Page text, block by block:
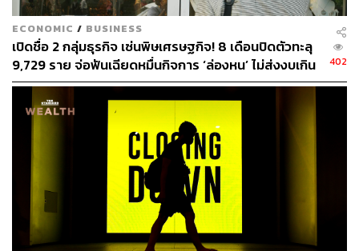
ECONOMIC / BUSINESS
เปิดชื่อ 2 กลุ่มธุรกิจ เซ่นพิษเศรษฐกิจ! 8 เดือนปิดตัวทะลุ
9,729 ราย จ่อฟันเฉียดหมื่นกิจการ ‘ล่องหน’ ไม่ส่งงบเกิน
3 ปี
402